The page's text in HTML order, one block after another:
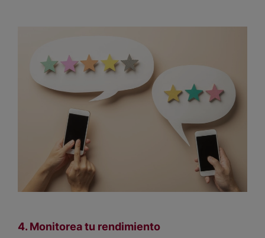
4. Monitorea tu rendimiento